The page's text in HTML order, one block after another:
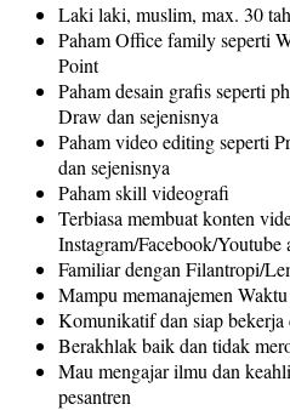
Laki laki, muslim, max. 30
Paham Office family seperti
Point
Paham desain grafis seperti
Draw dan sejenisnya
Paham video editing seperti
dan sejenisnya
Paham skill videografi
Terbiasa membuat konten
Instagram/Facebook/
Familiar dengan Filantropi/
Mampu memanajemen
Komunikatif dan siap bekerja
Berakhlak baik dan tidak
Mau mengajar ilmu dan
pesantren